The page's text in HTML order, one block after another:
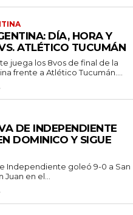
DÍA, HORA Y
ATLÉTICO TUCUMÁN
juega los 8vos de final de la
frente a Atlético Tucumán....
DE INDEPENDIENTE
DOMINICO Y SIGUE
Independiente goleó 9-0 a San
en el...